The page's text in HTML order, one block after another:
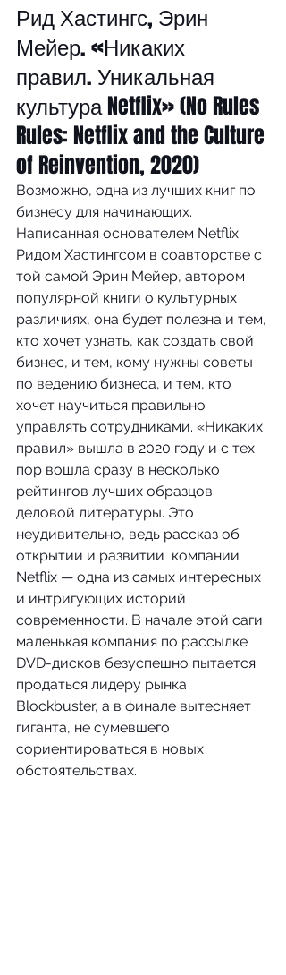
Рид Хастингс, Эрин
Мейер. «Никаких
правил. Уникальная
культура Netflix» (No Rules
Rules: Netflix and the Culture
of Reinvention, 2020)
Возможно, одна из лучших книг по
бизнесу для начинающих.
Написанная основателем Netflix
Ридом Хастингсом в соавторстве с
той самой Эрин Мейер, автором
популярной книги о культурных
различиях, она будет полезна и тем,
кто хочет узнать, как создать свой
бизнес, и тем, кому нужны советы
по ведению бизнеса, и тем, кто
хочет научиться правильно
управлять сотрудниками. «Никаких
правил» вышла в 2020 году и с тех
пор вошла сразу в несколько
рейтингов лучших образцов
деловой литературы. Это
неудивительно, ведь рассказ об
открытии и развитии  компании
Netflix — одна из самых интересных
и интригующих историй
современности. В начале этой саги
маленькая компания по рассылке
DVD-дисков безуспешно пытается
продаться лидеру рынка
Blockbuster, а в финале вытесняет
гиганта, не сумевшего
сориентироваться в новых
обстоятельствах.